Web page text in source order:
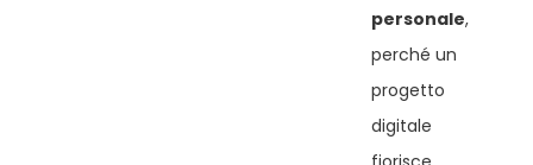
personale,
perché un
progetto
digitale